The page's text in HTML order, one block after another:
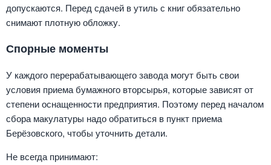
допускаются. Перед сдачей в утиль с книг обязательно
снимают плотную обложку.
Спорные моменты
У каждого перерабатывающего завода могут быть свои
условия приема бумажного вторсырья, которые зависят от
степени оснащенности предприятия. Поэтому перед началом
сбора макулатуры надо обратиться в пункт приема
Берёзовского, чтобы уточнить детали.
Не всегда принимают: